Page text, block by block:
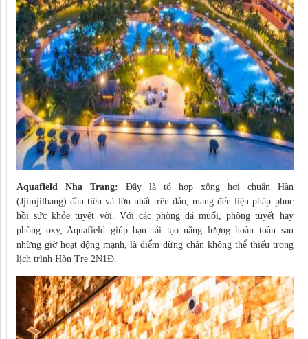
Aquafield Nha Trang: Đây là tổ hợp xông hơi chuẩn Hàn
(Jjimjilbang) đầu tiên và lớn nhất trên đảo, mang đến liệu pháp phục
hồi sức khỏe tuyệt vời. Với các phòng đá muối, phòng tuyết hay
phòng oxy, Aquafield giúp bạn tái tạo năng lượng hoàn toàn sau
những giờ hoạt động mạnh, là điểm dừng chân không thể thiếu trong
lịch trình Hòn Tre 2N1Đ.